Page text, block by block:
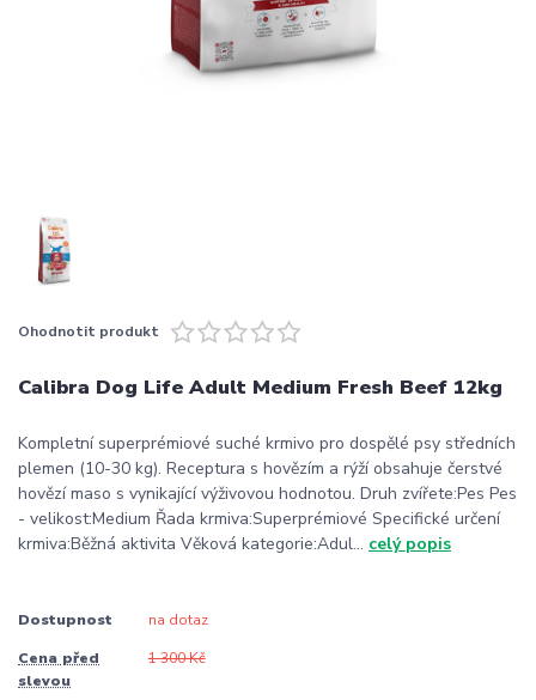
Ohodnotit produkt
Calibra Dog Life Adult Medium Fresh Beef 12kg
Kompletní superprémiové suché krmivo pro dospělé psy středních
plemen (10-30 kg). Receptura s hovězím a rýží obsahuje čerstvé
hovězí maso s vynikající výživovou hodnotou. Druh zvířete:Pes Pes
- velikost:Medium Řada krmiva:Superprémiové Specifické určení
krmiva:Běžná aktivita Věková kategorie:Adul... celý popis
Dostupnost na dotaz
Cena před
slevou
1 300 Kč